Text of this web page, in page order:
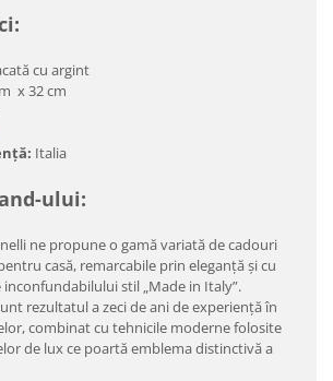
cu argint
x 32 cm
Italia
ului:
ne propune o gamă variată de cadouri
casă, remarcabile prin eleganţă şi cu
stil „Made in Italy”.
rezultatul a zeci de ani de experienţă în
combinat cu tehnicile moderne folosite
de lux ce poartă emblema distinctivă a